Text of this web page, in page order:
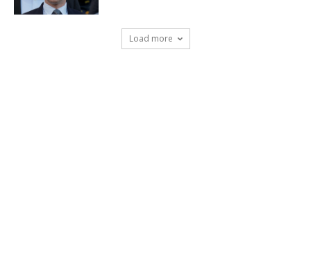
Load more